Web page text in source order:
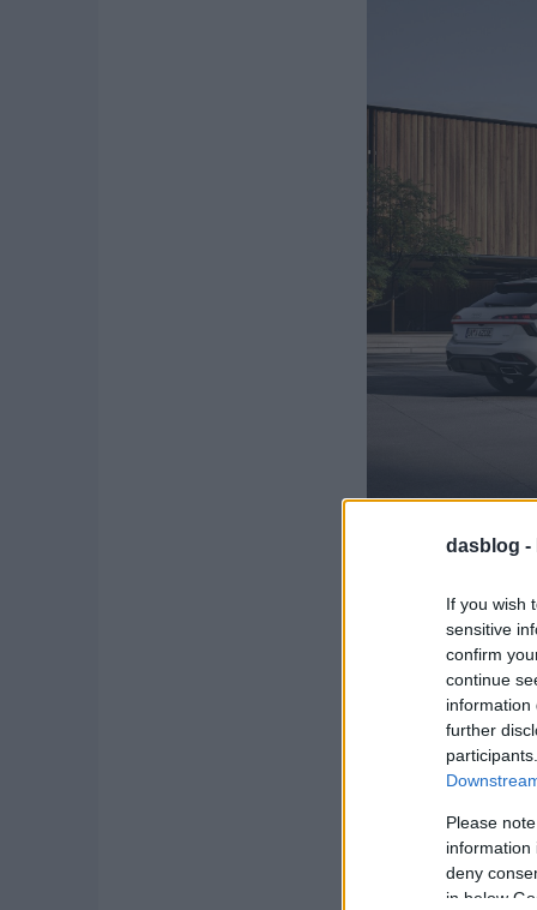
dasblog -
If you wish
sensitive
confirm
continue
information
further
Please
information
deny
in below
Az AUDI AG
figyelmeztet
Megtévesztő
Az Audi fokozott
Az AUDI AG
Megtévesztő
létező használt Audi
Használt Audi